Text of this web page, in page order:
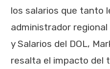
los salarios que tanto
administrador
y Salarios del DOL,
resalta el impacto del